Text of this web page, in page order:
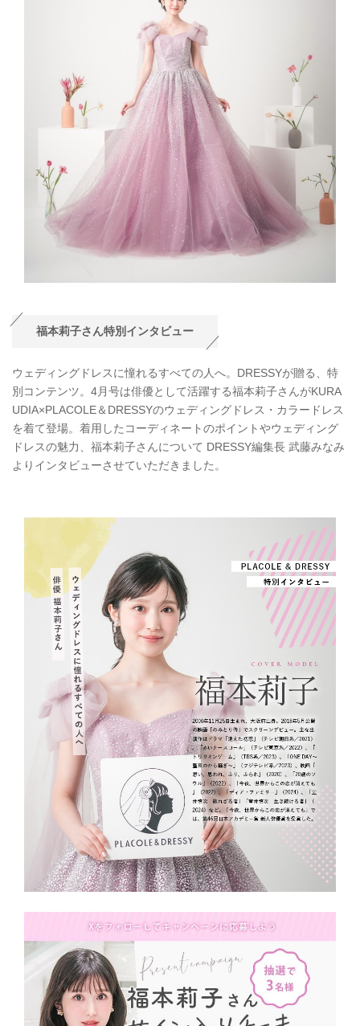
福本莉子さん特別インタビュー
ウェディングドレスに憧れるすべての人へ。DRESSYが贈る、特
別コンテンツ。4月号は俳優として活躍する福本莉子さんがKURA
UDIA×PLACOLE＆DRESSYのウェディングドレス・カラードレス
を着て登場。着用したコーディネートのポイントやウェディング
ドレスの魅力、福本莉子さんについて DRESSY編集長 武藤みなみ
よりインタビューさせていただきました。